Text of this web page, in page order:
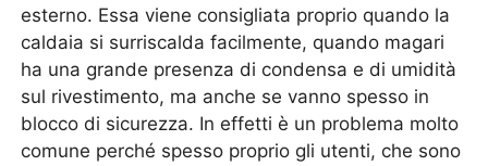
esterno. Essa viene consigliata proprio quando la
caldaia si surriscalda facilmente, quando magari
ha una grande presenza di condensa e di umidità
sul rivestimento, ma anche se vanno spesso in
blocco di sicurezza. In effetti è un problema molto
comune perché spesso proprio gli utenti, che sono